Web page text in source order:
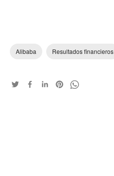
Alibaba Resultados financieros